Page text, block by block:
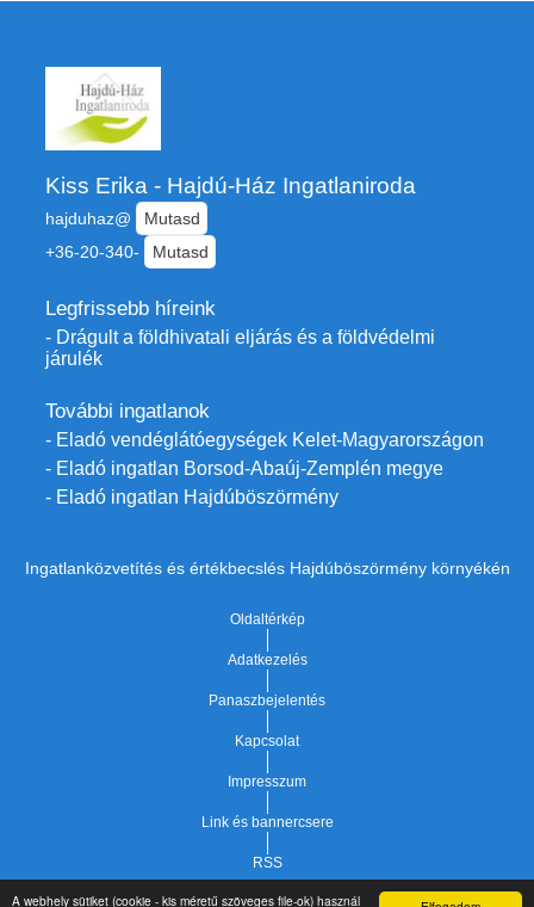
A webhely sütiket (cookie - kis méretű szöveges file-ok) használ
Kiss Erika - Hajdú-Ház Ingatlaniroda
hajduhaz@
Mutasd
+36-20-340-
Mutasd
Legfrissebb híreink
- Drágult a földhivatali eljárás és a földvédelmi
járulék
További ingatlanok
- Eladó vendéglátóegységek Kelet-Magyarországon
- Eladó ingatlan Borsod-Abaúj-Zemplén megye
- Eladó ingatlan Hajdúböszörmény
Ingatlanközvetítés és értékbecslés Hajdúböszörmény környékén
Oldaltérkép
Adatkezelés
Panaszbejelentés
Kapcsolat
Impresszum
Link és bannercsere
RSS